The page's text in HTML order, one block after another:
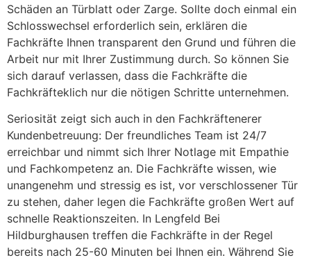
Schäden an Türblatt oder Zarge. Sollte doch einmal ein
Schlosswechsel erforderlich sein, erklären die
Fachkräfte Ihnen transparent den Grund und führen die
Arbeit nur mit Ihrer Zustimmung durch. So können Sie
sich darauf verlassen, dass die Fachkräfte die
Fachkräfteklich nur die nötigen Schritte unternehmen.
Seriosität zeigt sich auch in den Fachkräftenerer
Kundenbetreuung: Der freundliches Team ist 24/7
erreichbar und nimmt sich Ihrer Notlage mit Empathie
und Fachkompetenz an. Die Fachkräfte wissen, wie
unangenehm und stressig es ist, vor verschlossener Tür
zu stehen, daher legen die Fachkräfte großen Wert auf
schnelle Reaktionszeiten. In Lengfeld Bei
Hildburghausen treffen die Fachkräfte in der Regel
bereits nach 25-60 Minuten bei Ihnen ein. Während Sie